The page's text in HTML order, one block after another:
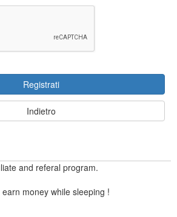
Registrati
Indietro
and referal program.
money while sleeping !